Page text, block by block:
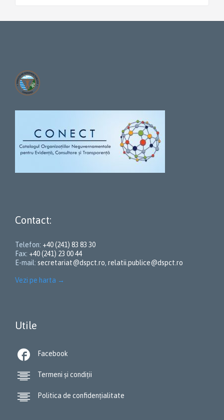
Contact:
Telefon: +40 (241) 83 83 30
Fax: +40 (241) 23 00 44
E-mail: secretariat@dspct.ro, relatii.publice@dspct.ro
Vezi pe harta →
Utile
 Facebook
 Termeni și condiții
 Politica de confidențialitate